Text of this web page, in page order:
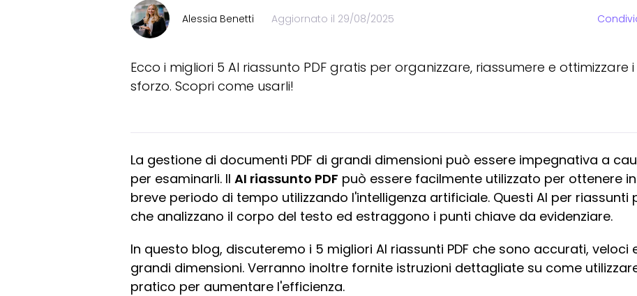
Alessia Benetti Aggiornato il 29/08/2025
Ecco i migliori 5 AI riassunto PDF gratis per organizzare, riassumere e ottimizzare
sforzo. Scopri come usarli!
La gestione di documenti PDF di grandi dimensioni può essere impegnativa a
per esaminarli. Il AI riassunto PDF può essere facilmente utilizzato per ottenere
breve periodo di tempo utilizzando l'intelligenza artificiale. Questi AI per riassunti
che analizzano il corpo del testo ed estraggono i punti chiave da evidenziare.
In questo blog, discuteremo i 5 migliori AI riassunti PDF che sono accurati, veloci
grandi dimensioni. Verranno inoltre fornite istruzioni dettagliate su come
pratico per aumentare l'efficienza.